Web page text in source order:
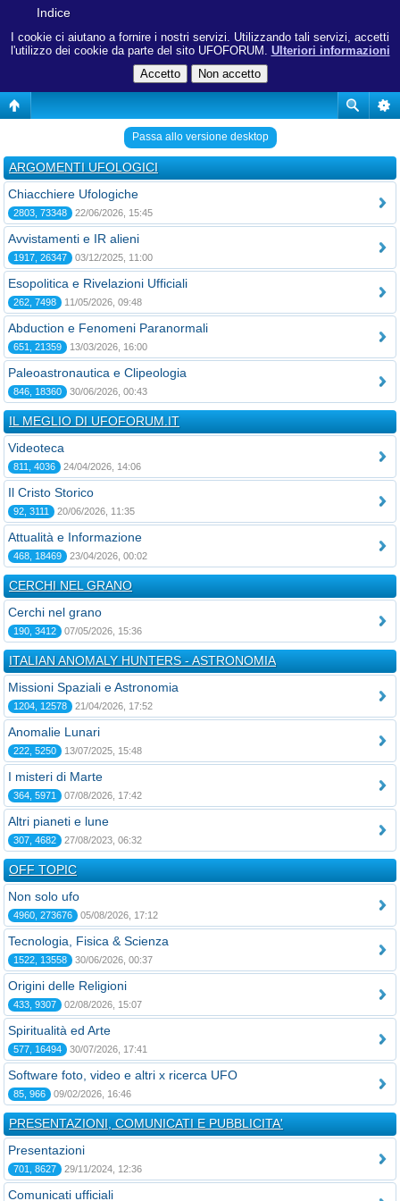
I cookie ci aiutano a fornire i nostri servizi. Utilizzando tali servizi, accetti
l'utilizzo dei cookie da parte del sito UFOFORUM. Ulteriori informazioni
Indice
Passa allo versione desktop
ARGOMENTI UFOLOGICI
Chiacchiere Ufologiche
2803, 73348 22/06/2026, 15:45
Avvistamenti e IR alieni
1917, 26347 03/12/2025, 11:00
Esopolitica e Rivelazioni Ufficiali
262, 7498 11/05/2026, 09:48
Abduction e Fenomeni Paranormali
651, 21359 13/03/2026, 16:00
Paleoastronautica e Clipeologia
846, 18360 30/06/2026, 00:43
IL MEGLIO DI UFOFORUM.IT
Videoteca
811, 4036 24/04/2026, 14:06
Il Cristo Storico
92, 3111 20/06/2026, 11:35
Attualità e Informazione
468, 18469 23/04/2026, 00:02
CERCHI NEL GRANO
Cerchi nel grano
190, 3412 07/05/2026, 15:36
ITALIAN ANOMALY HUNTERS - ASTRONOMIA
Missioni Spaziali e Astronomia
1204, 12578 21/04/2026, 17:52
Anomalie Lunari
222, 5250 13/07/2025, 15:48
I misteri di Marte
364, 5971 07/08/2026, 17:42
Altri pianeti e lune
307, 4682 27/08/2023, 06:32
OFF TOPIC
Non solo ufo
4960, 273676 05/08/2026, 17:12
Tecnologia, Fisica & Scienza
1522, 13558 30/06/2026, 00:37
Origini delle Religioni
433, 9307 02/08/2026, 15:07
Spiritualità ed Arte
577, 16494 30/07/2026, 17:41
Software foto, video e altri x ricerca UFO
85, 966 09/02/2026, 16:46
PRESENTAZIONI, COMUNICATI E PUBBLICITA'
Presentazioni
701, 8627 29/11/2024, 12:36
Comunicati ufficiali